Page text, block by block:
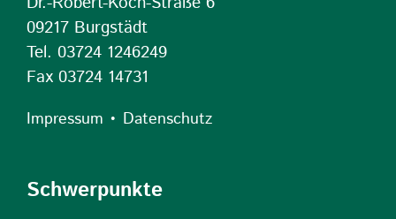
09217 Burgstädt
Tel. 03724 1246249
Fax 03724 14731
Impressum • Datenschutz
Schwerpunkte